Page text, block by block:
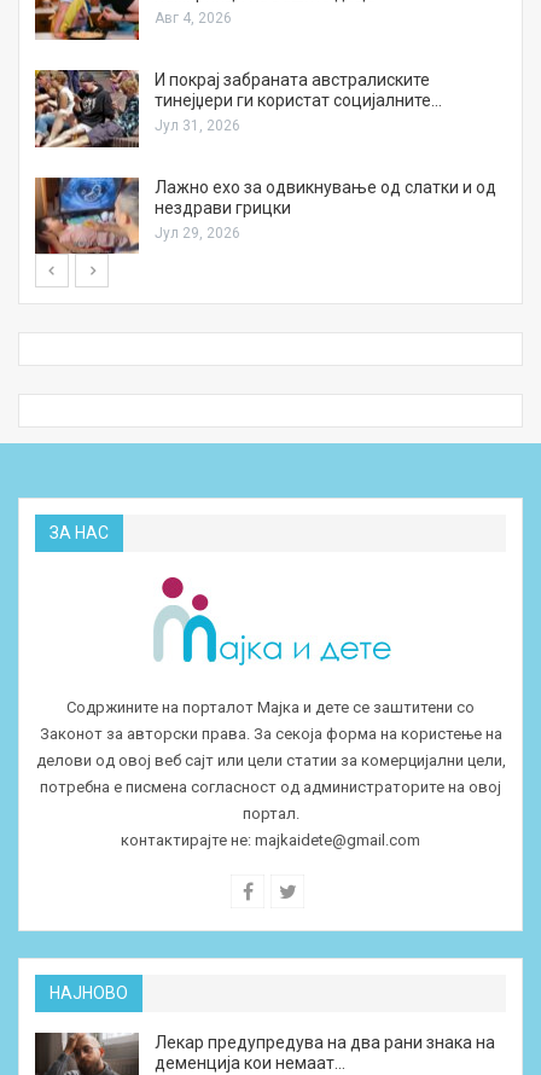
Авг 4, 2026
И покрај забраната австралиските
тинејџери ги користат социјалните…
Јул 31, 2026
Лажно ехо за одвикнување од слатки и од
нездрави грицки
Јул 29, 2026
ЗА НАС
Содржините на порталот Мајка и дете се заштитени со
Законот за авторски права. За секоја форма на користење на
делови од овој веб сајт или цели статии за комерцијални цели,
потребна е писмена согласност од администраторите на овој
портал.
контактирајте не: majkaidete@gmail.com
НАЈНОВО
Лекар предупредува на два рани знака на
деменција кои немаат…